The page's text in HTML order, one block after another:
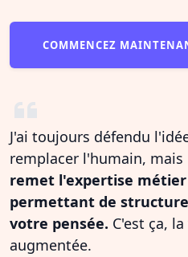
COMMENCEZ
J'ai toujours défendu
remplacer l'humain, mais
remet l'expertise
permettant de
votre pensée. C'est ça,
augmentée.